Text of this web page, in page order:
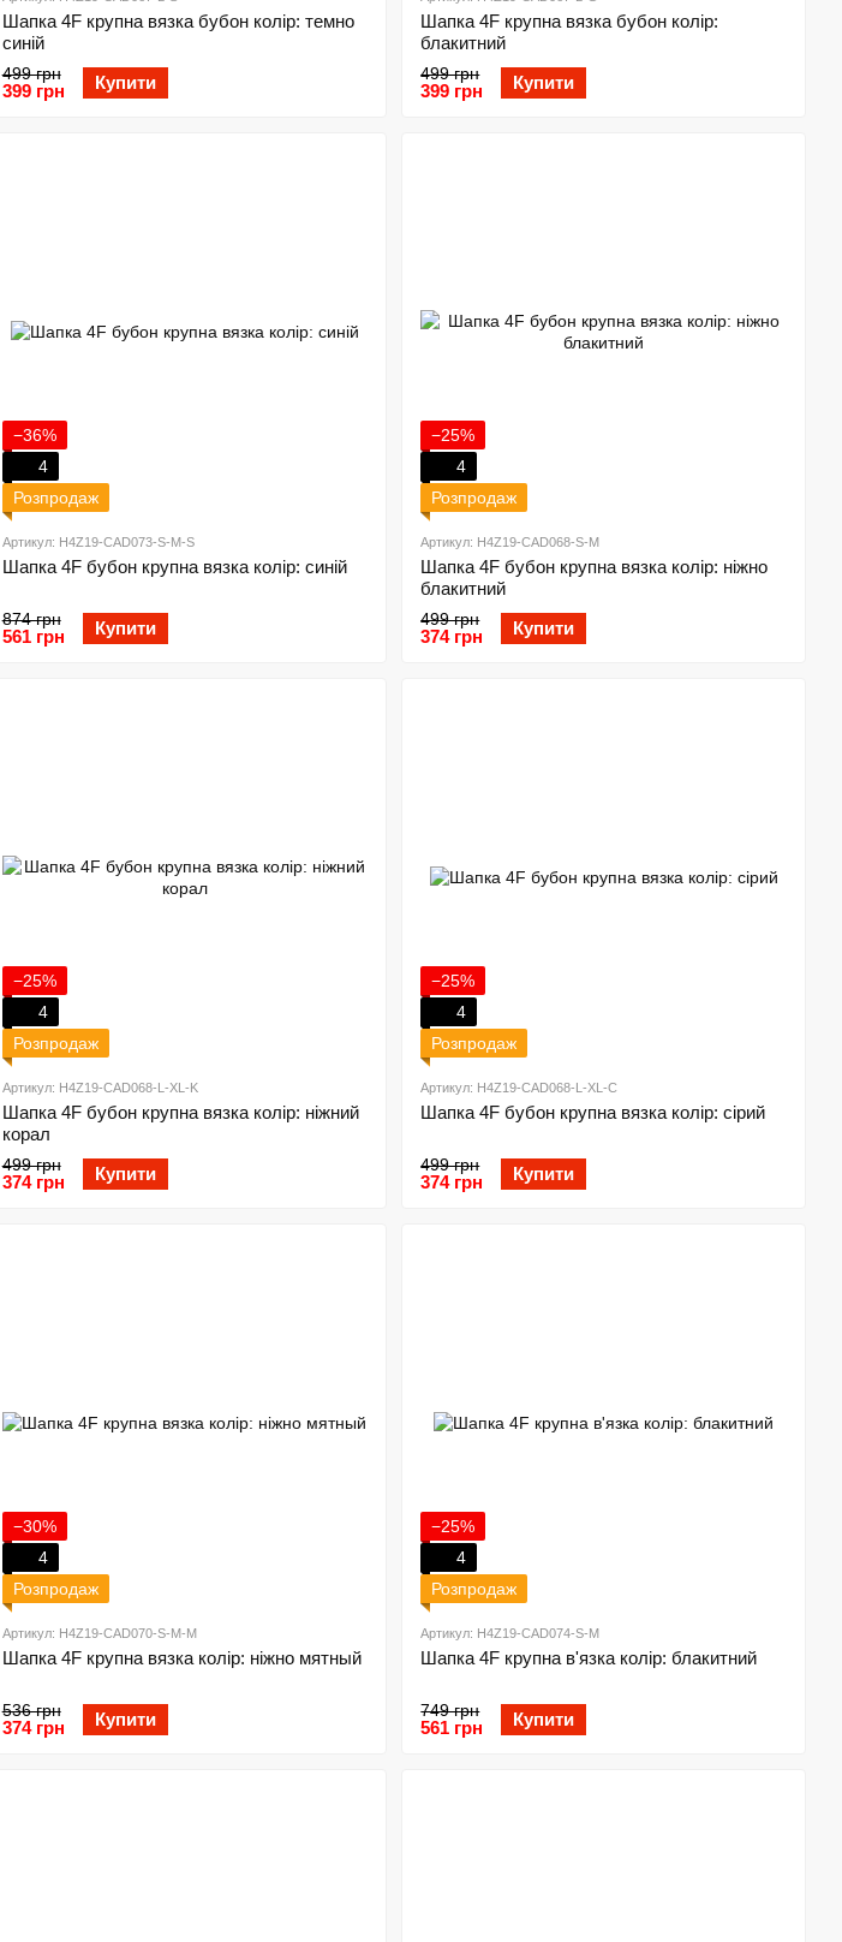
Шапка 4F крупна вязка бубон колір: темно
синій
499 грн
399 грн Купити
Шапка 4F крупна вязка бубон колір:
блакитний
499 грн
399 грн Купити
−36%
4
Розпродаж
Артикул: H4Z19-CAD073-S-M-S
Шапка 4F бубон крупна вязка колір: синій
874 грн
561 грн Купити
−25%
4
Розпродаж
Артикул: H4Z19-CAD068-S-M
Шапка 4F бубон крупна вязка колір: ніжно
блакитний
499 грн
374 грн Купити
−25%
4
Розпродаж
Артикул: H4Z19-CAD068-L-XL-K
Шапка 4F бубон крупна вязка колір: ніжний
корал
499 грн
374 грн Купити
−25%
4
Розпродаж
Артикул: H4Z19-CAD068-L-XL-C
Шапка 4F бубон крупна вязка колір: сірий
499 грн
374 грн Купити
−30%
4
Розпродаж
Артикул: H4Z19-CAD070-S-M-M
Шапка 4F крупна вязка колір: ніжно мятный
536 грн
374 грн Купити
−25%
4
Розпродаж
Артикул: H4Z19-CAD074-S-M
Шапка 4F крупна в'язка колір: блакитний
749 грн
561 грн Купити